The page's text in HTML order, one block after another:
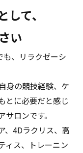
て、
い
、リラクゼーシ
身の競技経験、ケ
とに必要だと感じ
ロンです。
、4Dラクリス、高
ィス、トレーニン